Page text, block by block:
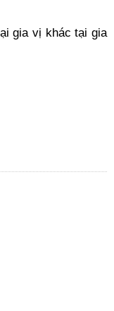
gia vị khác tại gia